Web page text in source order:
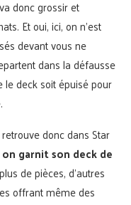
donc grossir et
Et oui, ici, on n’est
devant vous ne
dans la défausse
deck soit épuisé pour
donc dans Star
garnit son deck de
de pièces, d’autres
offrant même des